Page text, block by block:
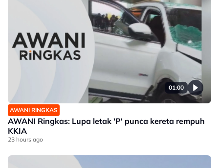
01:00
AWANI RINGKAS
AWANI Ringkas: Lupa letak 'P' punca kereta rempuh
KKIA
23 hours ago